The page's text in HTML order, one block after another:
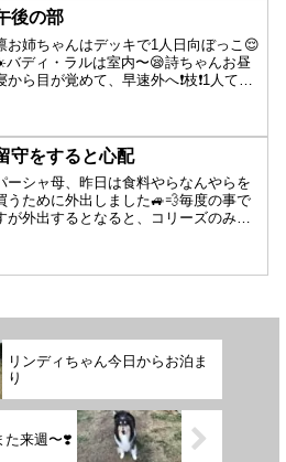
も過ごしやすい季節です。木々の芽吹
きと新緑の中で野鳥達の...
後の部
お姉ちゃんはデッキで1人日向ぼっこ😌
ディ・ラルは室内〜😪詩ちゃんお昼
から目が覚めて、早速外へ❗️枝❗️1人てく
・・・パーシャに枝で遊ぼうって誘っ
るー😁詩ちゃ...
守をすると心配
ーシャ母、昨日は食料やらなんやらを
うために外出しました🚙💨毎度の事で
が外出するとなると、コリーズのみな
）特にるっちゃんが心配です(>_<)たっ
リンディちゃん今日からお泊ま
り
た来週〜❣️